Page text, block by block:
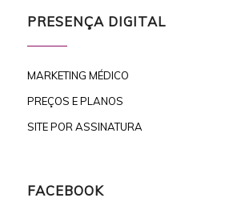
PRESENÇA DIGITAL
MARKETING MÉDICO
PREÇOS E PLANOS
SITE POR ASSINATURA
FACEBOOK